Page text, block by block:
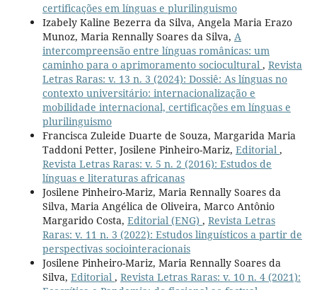
certificações em línguas e plurilinguismo
Izabely Kaline Bezerra da Silva, Angela Maria Erazo
Munoz, Maria Rennally Soares da Silva, A
intercompreensão entre línguas românicas: um
caminho para o aprimoramento sociocultural , Revista
Letras Raras: v. 13 n. 3 (2024): Dossiê: As línguas no
contexto universitário: internacionalização e
mobilidade internacional, certificações em línguas e
plurilinguismo
Francisca Zuleide Duarte de Souza, Margarida Maria
Taddoni Petter, Josilene Pinheiro-Mariz, Editorial ,
Revista Letras Raras: v. 5 n. 2 (2016): Estudos de
línguas e literaturas africanas
Josilene Pinheiro-Mariz, Maria Rennally Soares da
Silva, Maria Angélica de Oliveira, Marco Antônio
Margarido Costa, Editorial (ENG) , Revista Letras
Raras: v. 11 n. 3 (2022): Estudos linguísticos a partir de
perspectivas sociointeracionais
Josilene Pinheiro-Mariz, Maria Rennally Soares da
Silva, Editorial , Revista Letras Raras: v. 10 n. 4 (2021):